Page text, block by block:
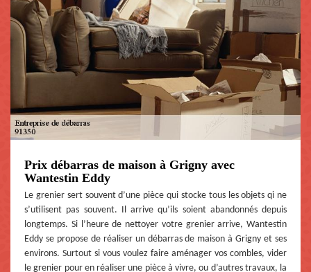
Prix débarras de maison à Grigny avec
Wantestin Eddy
Le grenier sert souvent d’une pièce qui stocke tous les objets qi ne
s’utilisent pas souvent. Il arrive qu’ils soient abandonnés depuis
longtemps. Si l’heure de nettoyer votre grenier arrive, Wantestin
Eddy se propose de réaliser un débarras de maison à Grigny et ses
environs. Surtout si vous voulez faire aménager vos combles, vider
le grenier pour en réaliser une pièce à vivre, ou d’autres travaux, la